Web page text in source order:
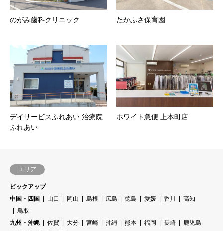
のがみ歯科クリニック たかふさ保育園
デイサービスふれあい 治療院
ふれあい
ホワイト急便 上本町店
エリア
ピックアップ
中国・四国
山口 岡山 島根 広島 徳島 愛媛 香川
高知
鳥取
九州・沖縄
佐賀 大分 宮崎 沖縄 熊本 福岡 長崎
鹿児島